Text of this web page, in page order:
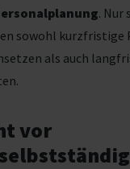
. Nur
sowohl kurzfristige
als auch
vor